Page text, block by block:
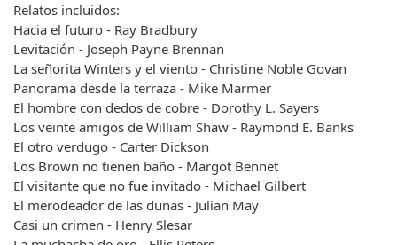
Relatos incluidos:
Hacia el futuro - Ray Bradbury
Levitación - Joseph Payne Brennan
La señorita Winters y el viento - Christine Noble Govan
Panorama desde la terraza - Mike Marmer
El hombre con dedos de cobre - Dorothy L. Sayers
Los veinte amigos de William Shaw - Raymond E. Banks
El otro verdugo - Carter Dickson
Los Brown no tienen baño - Margot Bennet
El visitante que no fue invitado - Michael Gilbert
El merodeador de las dunas - Julian May
Casi un crimen - Henry Slesar